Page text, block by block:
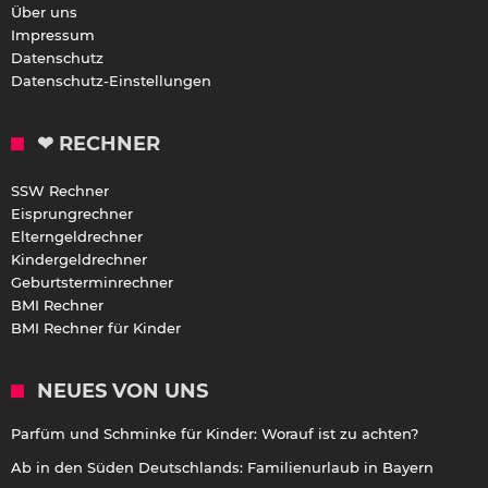
Über uns
Impressum
Datenschutz
Datenschutz-Einstellungen
❤ RECHNER
SSW Rechner
Eisprungrechner
Elterngeldrechner
Kindergeldrechner
Geburtsterminrechner
BMI Rechner
BMI Rechner für Kinder
NEUES VON UNS
Parfüm und Schminke für Kinder: Worauf ist zu achten?
Ab in den Süden Deutschlands: Familienurlaub in Bayern